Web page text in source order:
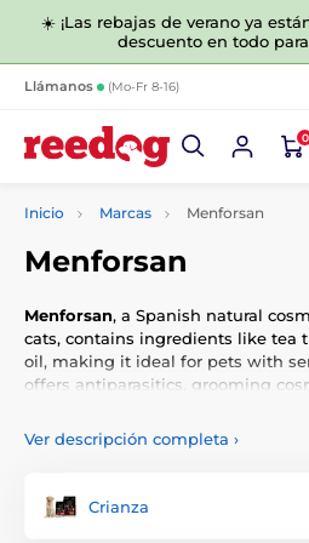
☀️ ¡Las rebajas de verano ya
descuento en todo
Llámanos (Mo-Fr 8-16)
0
Inicio Marcas Menforsan
Menforsan
Menforsan, a Spanish natural
cats, contains ingredients like tea
oil, making it ideal for pets with
offers antiparasitics, grooming
In their range, you will find over
ingredients with modern scientific
highly effective, Menforsan
Ver descripción completa ›
Crianza